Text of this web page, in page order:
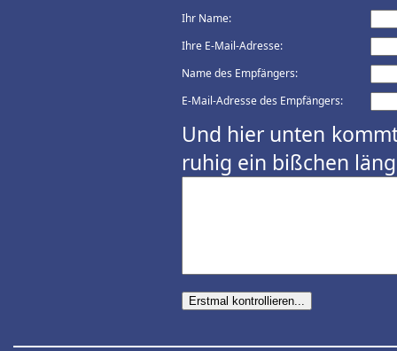
Ihr Name:
Ihre E-Mail-Adresse:
Name des Empfängers:
E-Mail-Adresse des Empfängers:
Und hier unten
ruhig ein bißchen